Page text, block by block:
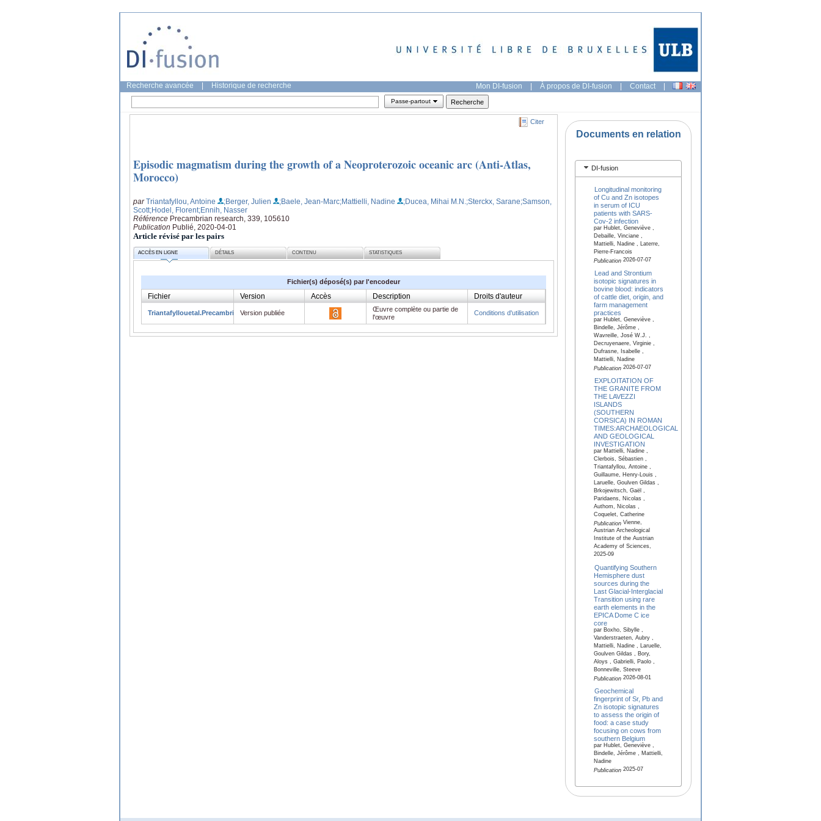
Recherche avancée Historique de recherche Mon DI-fusion | À propos de DI-fusion | Contact |
Passe-partout
Citer
Episodic magmatism during the growth of a Neoproterozoic oceanic arc (Anti-Atlas,
Morocco)
parTriantafyllou, Antoine ;Berger, Julien ;Baele, Jean-Marc;Mattielli, Nadine ;Ducea, Mihai M.N. ;Sterckx, Sarane;Samson,
Scott;Hodel, Florent;Ennih, Nasser
Référence Precambrian research, 339, 105610
Publication Publié, 2020-04-01
Article révisé par les pairs
ACCÈS EN LIGNE DÉTAILS CONTENU STATISTIQUES
Fichier(s) déposé(s) par l'encodeur
Fichier Version Accès Description Droits d'auteur
Triantafyllouetal.PrecambrianResearch2020Maroc.pdf
Version publiée
Œuvre complète ou partie de
l'œuvre
Conditions d'utilisation
Documents en relation
DI-fusion
Longitudinal monitoring
of Cu and Zn isotopes
in serum of ICU
patients with SARS-
Cov-2 infection
par Hublet, Geneviève ,
Debaille, Vinciane ,
Mattielli, Nadine , Laterre,
Pierre-Francois
Publication2026-07-07
Lead and Strontium
isotopic signatures in
bovine blood: indicators
of cattle diet, origin, and
farm management
practices
par Hublet, Geneviève ,
Bindelle, Jérôme ,
Wavreille, José W.J. ,
Decruyenaere, Virginie ,
Dufrasne, Isabelle ,
Mattielli, Nadine
Publication2026-07-07
EXPLOITATION OF
THE GRANITE FROM
THE LAVEZZI
ISLANDS
(SOUTHERN
CORSICA) IN ROMAN
TIMES:ARCHAEOLOGICAL
AND GEOLOGICAL
INVESTIGATION
par Mattielli, Nadine ,
Clerbois, Sébastien ,
Triantafyllou, Antoine ,
Guillaume, Henry-Louis ,
Laruelle, Goulven Gildas ,
Brkojewitsch, Gaël ,
Paridaens, Nicolas ,
Authom, Nicolas ,
Coquelet, Catherine
PublicationVienne,
Austrian Archeological
Institute of the Austrian
Academy of Sciences,
2025-09
Quantifying Southern
Hemisphere dust
sources during the
Last Glacial-Interglacial
Transition using rare
earth elements in the
EPICA Dome C ice
core
par Boxho, Sibylle ,
Vanderstraeten, Aubry ,
Mattielli, Nadine , Laruelle,
Goulven Gildas , Bory,
Aloys , Gabrielli, Paolo ,
Bonneville, Steeve
Publication2026-08-01
Geochemical
fingerprint of Sr, Pb and
Zn isotopic signatures
to assess the origin of
food: a case study
focusing on cows from
southern Belgium
par Hublet, Geneviève ,
Bindelle, Jérôme , Mattielli,
Nadine
Publication2025-07